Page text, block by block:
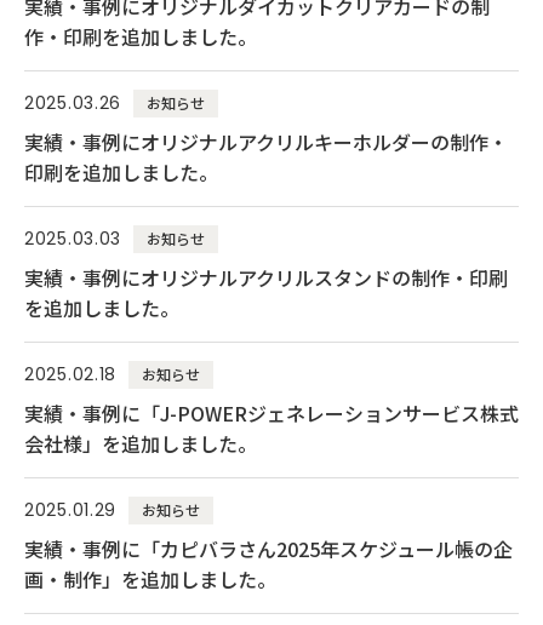
実績・事例にオリジナルダイカットクリアカードの制
作・印刷を追加しました。
2025.03.26 お知らせ
実績・事例にオリジナルアクリルキーホルダーの制作・
印刷を追加しました。
2025.03.03 お知らせ
実績・事例にオリジナルアクリルスタンドの制作・印刷
を追加しました。
2025.02.18 お知らせ
実績・事例に「J-POWERジェネレーションサービス株式
会社様」を追加しました。
2025.01.29 お知らせ
実績・事例に「カピバラさん2025年スケジュール帳の企
画・制作」を追加しました。